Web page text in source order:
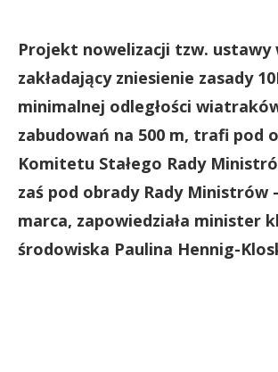
Projekt nowelizacji tzw.
zakładający zniesienie zasady
minimalnej odległości
zabudowań na 500 m, trafi pod
Komitetu Stałego Rady
zaś pod obrady Rady Ministrów
marca, zapowiedziała minister
środowiska Paulina Hennig-